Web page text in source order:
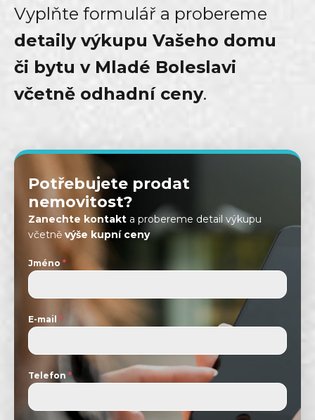
Vyplňte formulář a probereme
detaily výkupu Vašeho domu
či bytu v Mladé Boleslavi
včetně odhadní ceny.
Potřebujete prodat
nemovitost?
Zanechte kontakt a probereme detail výkupu
včetně výše kupní ceny
Jméno *
E-mail *
Telefon *